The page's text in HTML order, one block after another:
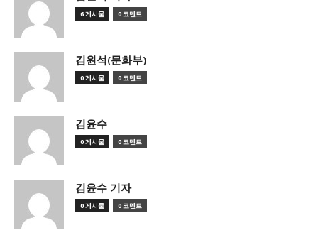
6 게시물 0 코멘트
김원석(문화부)
0 게시물 0 코멘트
김윤수
0 게시물 0 코멘트
김윤수 기자
0 게시물 0 코멘트